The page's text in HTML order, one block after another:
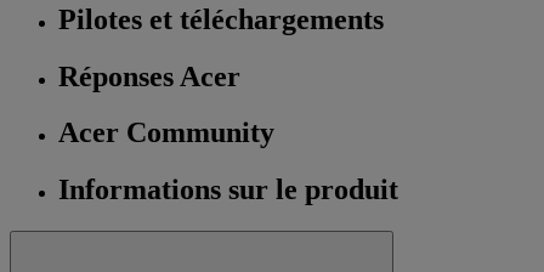
Pilotes et téléchargements
Réponses Acer
Acer Community
Informations sur le produit